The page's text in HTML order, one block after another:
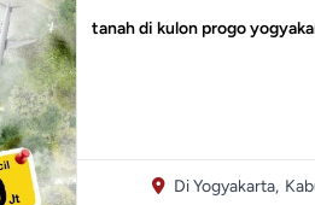
tanah di kulon progo
Di Yogyakarta,